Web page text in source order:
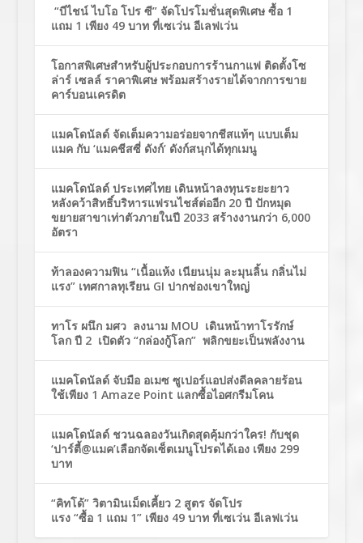
“บีไชน์ ไบโอ โปร ซี” จัดโปรโมชั่นสุดพิเศษ ซื้อ 1
แถม 1 เพียง 49 บาท ที่เซเว่น อีเลฟเว่น
โอกาสพิเศษสำหรับผู้ประกอบการร้านกาแฟ ติดตั้งโซ
ล่าร์ เซลล์ ราคาพิเศษ พร้อมสร้างรายได้จากการขาย
คาร์บอนเครดิต
แมคโดนัลด์ จัดเต็มความอร่อยจากชีสแท้ๆ แบบเต็ม
แมค กับ ‘แมคชีสซี่ ดังก์’ ดังก์สนุกได้ทุกเมนู
แมคโดนัลด์ ประเทศไทย เดินหน้าลงทุนระยะยาว
หลังคว้าสิทธิ์บริหารแฟรนไชส์ต่ออีก 20 ปี ปักหมุด
ขยายสาขาเท่าตัวภายในปี 2033 สร้างงานกว่า 6,000
อัตรา
ท้าลองความฟิน “เนื้อแห้ง เนียนนุ่ม ละมุนลิ้น กลิ่นไม่
แรง” เทศกาลทุเรียน GI ปากช่องเขาใหญ่
ทาโร ผนึก มศว ลงนาม MOU เดินหน้าทาโรรักษ์
โลก ปี 2 เปิดตัว “กล่องกู้โลก” พลิกขยะเป็นพลังงาน
แมคโดนัลด์ จับมือ อเมซ ซูเปอร์แอปส่งดีลคลายร้อน
ใช้เพียง 1 Amaze Point แลกซื้อไอศกรีมโคน
แมคโดนัลด์ ชวนฉลองวันเกิดสุดคุ้มกว่าใคร! กับชุด
‘ปาร์ตี้@แมค’เลือกจัดเซ็ตเมนูโปรดได้เอง เพียง 299
บาท
“คิทโด้” วิตามินเม็ดเคี้ยว 2 สูตร จัดโปร
แรง “ซื้อ 1 แถม 1” เพียง 49 บาท ที่เซเว่น อีเลฟเว่น